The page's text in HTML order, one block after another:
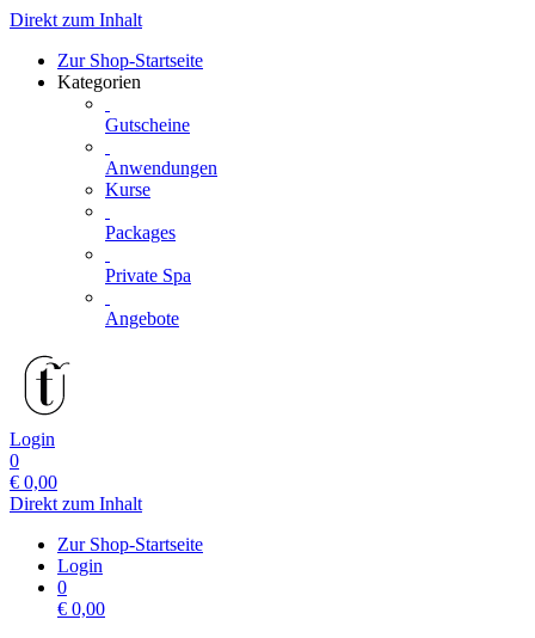
Direkt zum Inhalt
Zur Shop-Startseite
Kategorien
Gutscheine
Anwendungen
Kurse
Packages
Private Spa
Angebote
Login
0
€ 0,00
Direkt zum Inhalt
Zur Shop-Startseite
Login
0
€ 0,00